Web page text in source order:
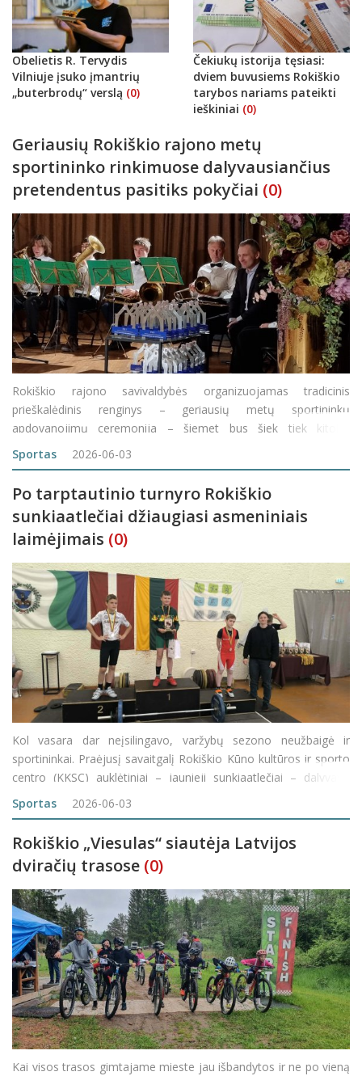
Obelietis R. Tervydis
Vilniuje įsuko įmantrių
„buterbrodų“ verslą (0)
Čekiukų istorija tęsiasi:
dviem buvusiems Rokiškio
tarybos nariams pateikti
ieškiniai (0)
Geriausių Rokiškio rajono metų
sportininko rinkimuose dalyvausiančius
pretendentus pasitiks pokyčiai (0)
Rokiškio rajono savivaldybės organizuojamas tradicinis
prieškalėdinis renginys – geriausių metų sportininkų
apdovanojimų ceremonija – šiemet bus šiek tiek kitoks.
Praėjusią savaitę Rokiškio rajono tarybai tvirtinti buvo pateiktas
pakeistas apdovanojimų
Sportas 2026-06-03
Po tarptautinio turnyro Rokiškio
sunkiaatlečiai džiaugiasi asmeniniais
laimėjimais (0)
Kol vasara dar neįsilingavo, varžybų sezono neužbaigė ir
sportininkai. Praėjusį savaitgalį Rokiškio Kūno kultūros ir sporto
centro (KKSC) auklėtiniai – jaunieji sunkiaatlečiai – dalyvavo
tarptautinėse Anykščių sunkiosios atletikos varžybose „Centro
taurė 2026“.
Sportas 2026-06-03
Rokiškio „Viesulas“ siautėja Latvijos
dviračių trasose (0)
Kai visos trasos gimtajame mieste jau išbandytos ir ne po vieną